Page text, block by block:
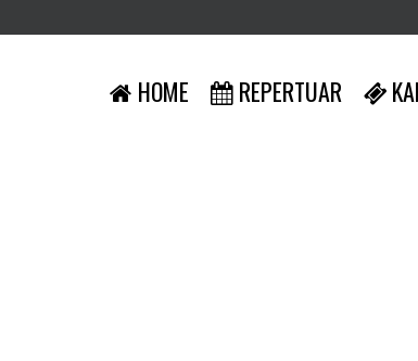
HOME REPERTUAR